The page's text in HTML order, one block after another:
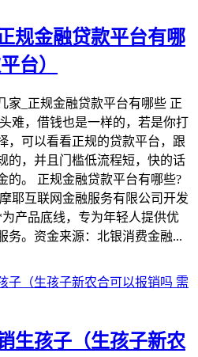
规金融贷款平台有哪
台）
家_正规金融贷款平台有哪些 正
难，借钱也是一样的，若是你打
，可以看看正规的贷款平台，跟
的，并且门槛低流程短，快的话
的。 正规金融贷款平台有哪些?
耶互联网金融服务有限公司开发
产品底线，专为年轻人提供优
务。资金来源：北银消费金融...
生孩子（生孩子新农